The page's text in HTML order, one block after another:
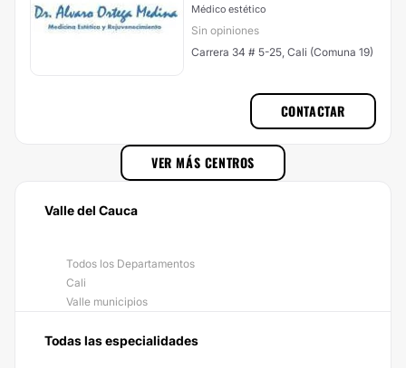
Médico estético
Sin opiniones
Carrera 34 # 5-25, Cali (Comuna 19)
CONTACTAR
VER MÁS CENTROS
Valle del Cauca
Todos los Departamentos
Cali
Valle municipios
Todas las especialidades